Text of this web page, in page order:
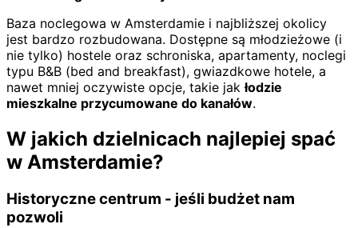
Baza noclegowa w Amsterdamie i najbliższej okolicy
jest bardzo rozbudowana. Dostępne są młodzieżowe (i
nie tylko) hostele oraz schroniska, apartamenty, noclegi
typu B&B (bed and breakfast), gwiazdkowe hotele, a
nawet mniej oczywiste opcje, takie jakłodzie
mieszkalne przycumowane do kanałów.
W jakich dzielnicach najlepiej spać
w Amsterdamie?
Historyczne centrum - jeśli budżet nam
pozwoli